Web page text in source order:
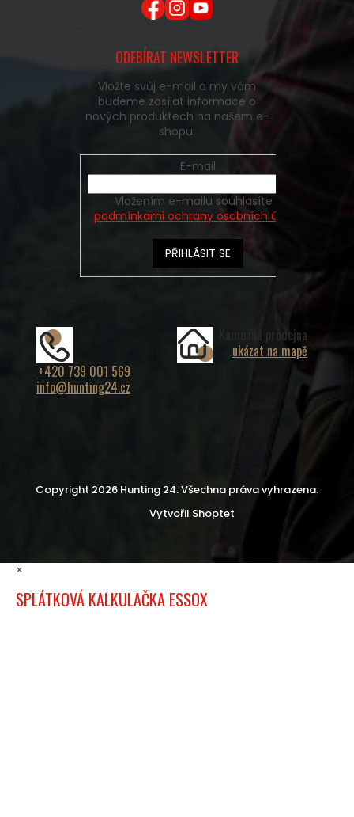
ODEBÍRAT NEWSLETTER
Vložte svůj e-mail a my vám
budeme zasílat informace o
nových produktech na našem e-
shopu.
E-mail
podmínkami ochrany osobních údajů
PŘIHLÁSIT SE
+420 739 001 569
info@hunting24.cz
Kamenná prodejna
ukázat na mapě
Vytvořil Shoptet
Copyright 2026 Hunting 24. Všechna práva vyhrazena.
×
SPLÁTKOVÁ KALKULAČKA ESSOX